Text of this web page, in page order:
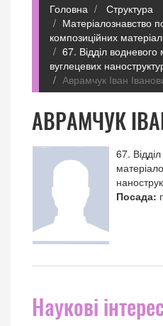
Головна
Структура
Матеріалознавство
композиційних
67. Відділ водневого
вуглецевих
Аврамчук Іван
АВРАМЧУК
67.
Посада:
Наукові